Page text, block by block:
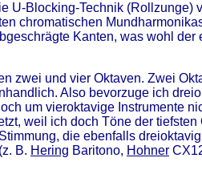
U-Blocking-Technik (Rollzunge)
chromatischen
Kanten, was wohl
zwei und vier Oktaven. Zwei
Also bevorzuge ich
um vieroktavige Instrumente
weil ich doch Töne der
die ebenfalls
B. Hering Baritono, Hohner